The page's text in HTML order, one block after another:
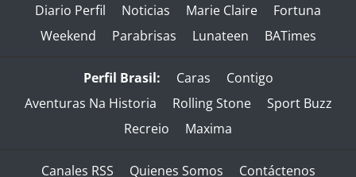
Diario Perfil Noticias Marie Claire
Fortuna
Weekend
Parabrisas Lunateen BATimes
Perfil Brasil: Caras
Contigo
Aventuras Na Historia
Rolling Stone
Sport Buzz
Recreio
Maxima
Canales RSS Quienes Somos Contáctenos